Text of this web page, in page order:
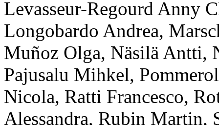
Levasseur-Regourd Anny
Longobardo Andrea,
Muñoz Olga, Näsilä Antti,
Pajusalu Mihkel, Pommerol
Nicola, Ratti Francesco,
Alessandra, Rubin Martin,